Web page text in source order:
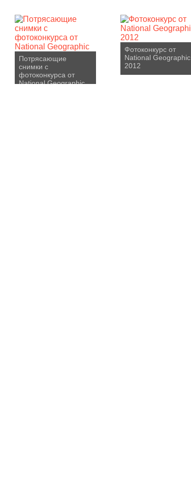
Потрясающие
снимки с
фотоконкурса от
National Geographic
Фотоконкурс от
National Geographic
2012